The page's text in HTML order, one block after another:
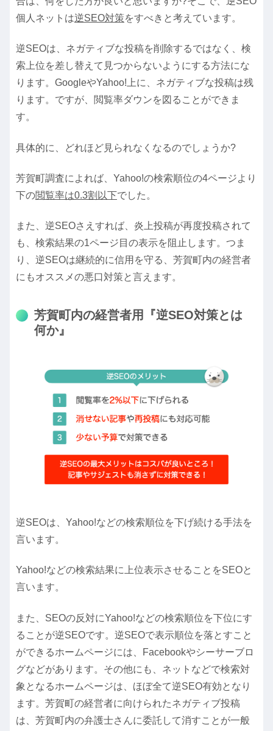
個人ネットは逆SEO対策をすべきと考えています。
逆SEOは、ネガティブな投稿を削除するではなく、検
索上位を差し替えて見つからないようにする方法にな
ります。GoogleやYahoo!上に、ネガティブな投稿は残
ります。ですが、閲覧率ダウンを図ることができま
す。
具体的に、どれほど見られなくなるのでしょうか?
芳賀町調査によれば、Yahoo!の検索順位の4ページより
下の閲覧率は0.3割以下でした。
また、逆SEOさえすれば、炎上投稿が再度投稿されて
も、検索結果の1ページ目の表示を阻止します。つま
り、逆SEOは継続的に信用を守る、芳賀町内の経営者
にもオススメの悪口対策と言えます。
芳賀町内の経営者用『逆SEO対策とは
何か』
逆SEOは、Yahoo!などの検索順位を下げ続ける手法を
言います。
Yahoo!などの検索結果に上位表示させることをSEOと
言います。
また、SEOの反対にYahoo!などの検索順位を下位にす
ることが逆SEOです。逆SEOで表示順位を落とすこと
ができるホームページには、Facebookやシーサーブロ
グなどがあります。その他にも、ネットなどで検索対
象となるホームページは、ほぼ全て逆SEO有効となり
ます。芳賀町の経営者に向けられたネガティブ投稿
は、芳賀町内の弁護士さんに委託して消すことが一般